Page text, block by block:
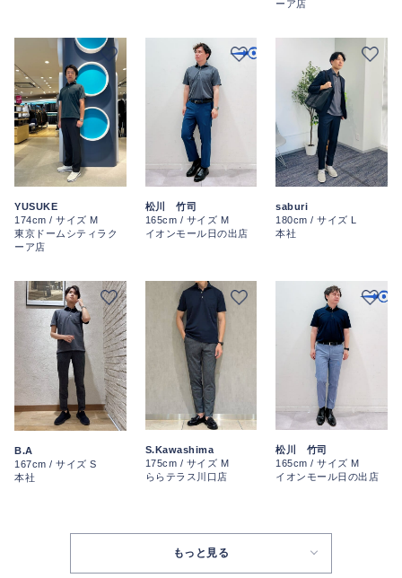
ーア店
YUSUKE
174cm / サイズ M
東京ドームシティラク
ーア店
松川 竹司
165cm / サイズ M
イオンモール日の出店
saburi
180cm / サイズ L
本社
B.A
167cm / サイズ S
本社
S.Kawashima
175cm / サイズ M
ららテラス川口店
松川 竹司
165cm / サイズ M
イオンモール日の出店
もっと見る